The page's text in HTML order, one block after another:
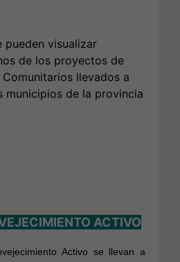
pueden visualizar
de los proyectos de
llevados a
municipios de la provincia
ACTIVO
Activo se llevan a